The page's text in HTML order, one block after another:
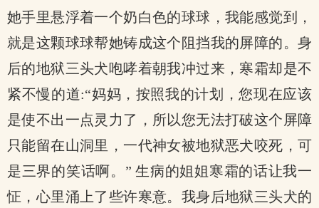
她手里悬浮着一个奶白色的球球，我能感觉到，
就是这颗球球帮她铸成这个阻挡我的屏障的。身
后的地狱三头犬咆哮着朝我冲过来，寒霜却是不
紧不慢的道:“妈妈，按照我的计划，您现在应该
是使不出一点灵力了，所以您无法打破这个屏障
只能留在山洞里，一代神女被地狱恶犬咬死，可
是三界的笑话啊。” 生病的姐姐寒霜的话让我一
怔，心里涌上了些许寒意。我身后地狱三头犬的